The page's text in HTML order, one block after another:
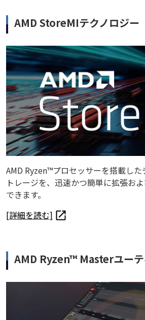
AMD StoreMIテクノロジー
AMD Ryzen™プロセッサーを搭載し
トレージを、迅速かつ簡単に拡張お
できます。
[詳細を読む]
AMD Ryzen™ Masterユーテ